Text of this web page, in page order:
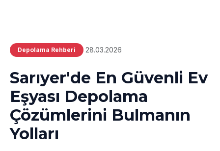
Depolama Rehberi 28.03.2026
Sarıyer'de En Güvenli Ev
Eşyası Depolama
Çözümlerini Bulmanın
Yolları